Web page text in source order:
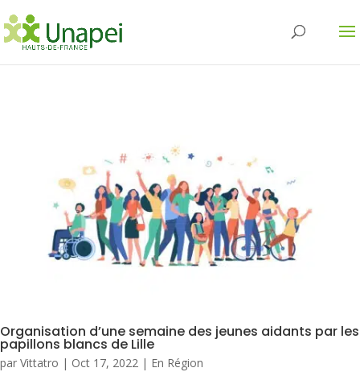
Organisation d’une semaine des jeunes aidants par les
papillons blancs de Lille
par Vittatro | Oct 17, 2022 | En Région